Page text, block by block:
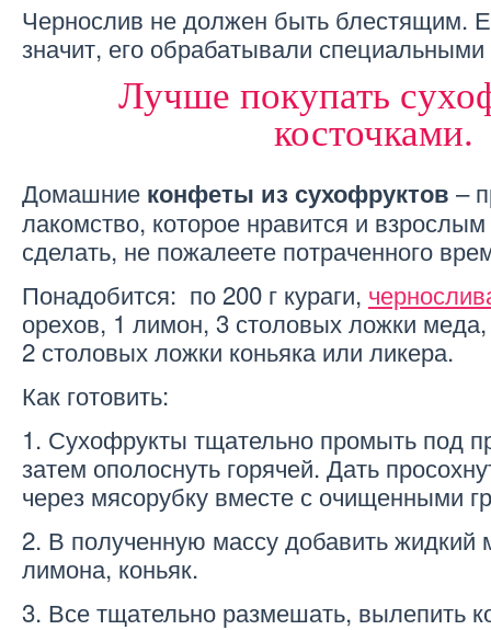
Чернослив не должен быть блестящим.
значит, его обрабатывали
Лучше покупать
косточками.
Домашние конфеты из сухофруктов –
лакомство, которое нравится и
сделать, не пожалеете потраченного
Понадобится: по 200 г кураги,
орехов, 1 лимон, 3 столовых ложки
2 столовых ложки коньяка или ликера.
Как готовить:
1. Сухофрукты тщательно промыть под
затем ополоснуть горячей. Дать
через мясорубку вместе с очищенными
2. В полученную массу добавить
лимона, коньяк.
3. Все тщательно размешать, вылепить